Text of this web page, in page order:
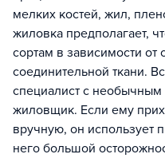
мелких костей, жил,
жиловка предполагает,
сортам в зависимости
соединительной ткани.
специалист с
жиловщик. Если ему
вручную, он использует
него большой